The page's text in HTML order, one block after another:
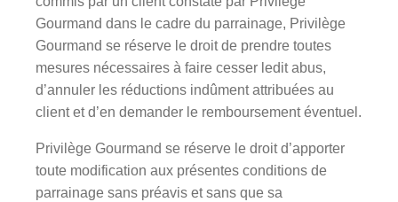
Gourmand dans le cadre du parrainage, Privilège
Gourmand se réserve le droit de prendre toutes
mesures nécessaires à faire cesser ledit abus,
d’annuler les réductions indûment attribuées au
client et d’en demander le remboursement éventuel.
Privilège Gourmand se réserve le droit d’apporter
toute modification aux présentes conditions de
parrainage sans préavis et sans que sa